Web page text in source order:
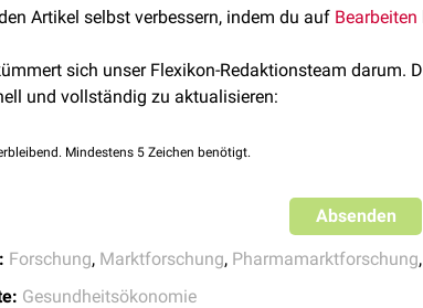
Artikel selbst verbessern, indem du auf Bearbeiten
sich unser Flexikon-Redaktionsteam darum.
und vollständig zu aktualisieren:
Mindestens 5 Zeichen benötigt.
Absenden
Forschung, Marktforschung, Pharmamarktforschung,
Gesundheitsökonomie